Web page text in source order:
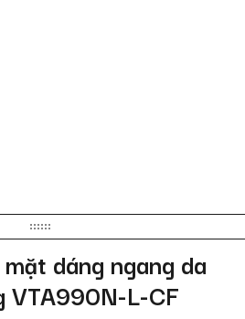
dáng ngang da
VTA990N-L-CF